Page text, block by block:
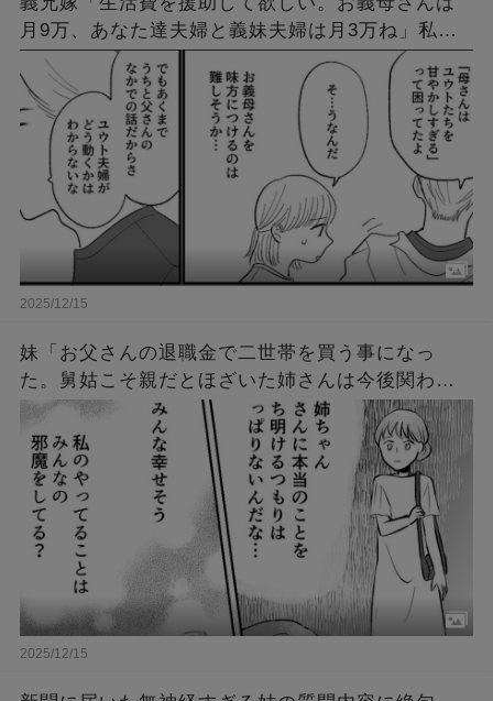
月9万、あなた達夫婦と義妹夫婦は月3万ね」私達
「何で？」義兄嫁「お昼にお菓子しか食べられな
いほど困ってるんです！」→結果…
2025/12/15
妹「お父さんの退職金で二世帯を買う事になっ
た。舅姑こそ親だとほざいた姉さんは今後関わる
な。財産は私が引き継ぐ、両親の面倒は私が見
る」→数年後、妹「私の人生メチャクチャ！」
2025/12/15